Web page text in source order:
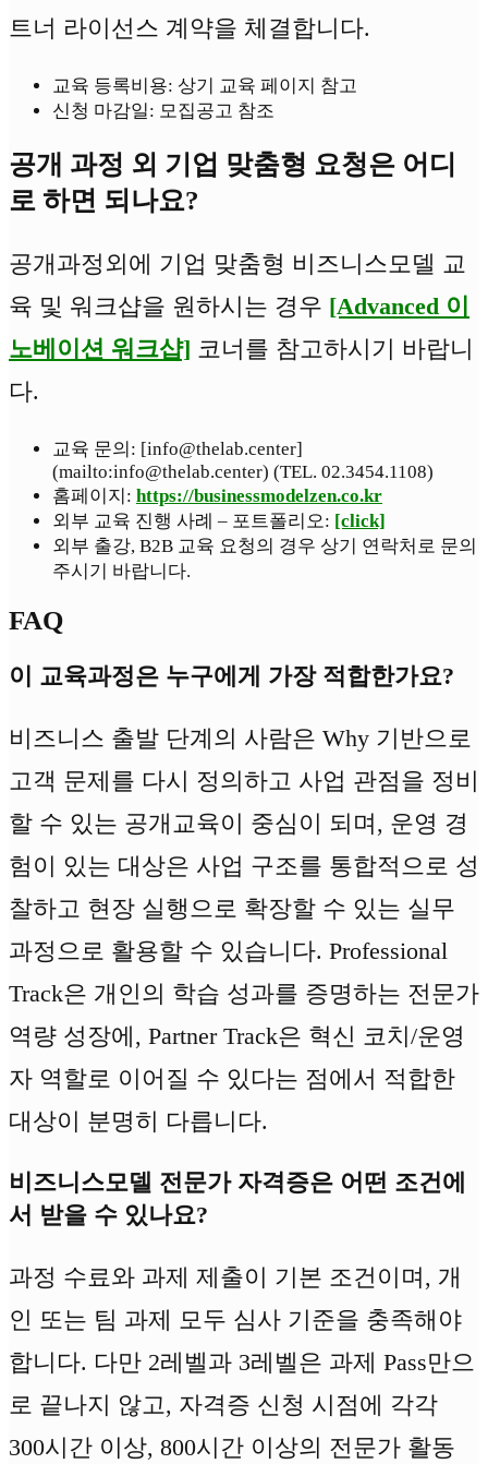
트너 라이선스 계약을 체결합니다.
교육 등록비용: 상기 교육 페이지 참고
신청 마감일: 모집공고 참조
공개 과정 외 기업 맞춤형 요청은 어디
로 하면 되나요?
공개과정외에 기업 맞춤형 비즈니스모델 교
육 및 워크샵을 원하시는 경우 [Advanced 이
노베이션 워크샵] 코너를 참고하시기 바랍니
다.
교육 문의: [info@thelab.center]
(mailto:info@thelab.center) (TEL. 02.3454.1108)
홈페이지: https://businessmodelzen.co.kr
외부 교육 진행 사례 – 포트폴리오: [click]
외부 출강, B2B 교육 요청의 경우 상기 연락처로 문의
주시기 바랍니다.
FAQ
이 교육과정은 누구에게 가장 적합한가요?
비즈니스 출발 단계의 사람은 Why 기반으로
고객 문제를 다시 정의하고 사업 관점을 정비
할 수 있는 공개교육이 중심이 되며, 운영 경
험이 있는 대상은 사업 구조를 통합적으로 성
찰하고 현장 실행으로 확장할 수 있는 실무
과정으로 활용할 수 있습니다. Professional
Track은 개인의 학습 성과를 증명하는 전문가
역량 성장에, Partner Track은 혁신 코치/운영
자 역할로 이어질 수 있다는 점에서 적합한
대상이 분명히 다릅니다.
비즈니스모델 전문가 자격증은 어떤 조건에
서 받을 수 있나요?
과정 수료와 과제 제출이 기본 조건이며, 개
인 또는 팀 과제 모두 심사 기준을 충족해야
합니다. 다만 2레벨과 3레벨은 과제 Pass만으
로 끝나지 않고, 자격증 신청 시점에 각각
300시간 이상, 800시간 이상의 전문가 활동